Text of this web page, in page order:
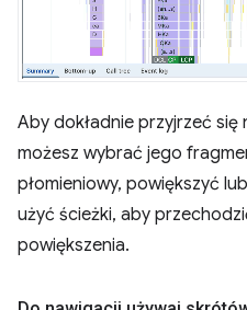
Aby dokładnie przyjrzeć
możesz wybrać jego
płomieniowy, powiększyć
użyć ścieżki, aby
powiększenia.